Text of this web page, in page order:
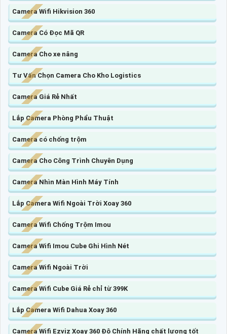
Camera Wifi Hikvision 360
Camera Có Đọc Mã QR
Camera Cho xe nâng
Tư Vấn Chọn Camera Cho Kho Logistics
Camera Giá Rẻ Nhất
Lắp Camera Phòng Phẩu Thuật
Camera có chống trộm
Camera Cho Công Trình Chuyên Dụng
Camera Nhìn Màn Hình Máy Tính
Lắp Camera Wifi Ngoài Trời Xoay 360
Camera Wifi Chống Trộm Imou
Camera Wifi Imou Cube Ghi Hình Nét
Camera Wifi Ngoài Trời
Camera Wifi Cube Giá Rẻ chỉ từ 399K
Lắp Camera Wifi Dahua Xoay 360
Camera Wifi Ezviz Xoay 360 Độ Chính Hãng chất lượng tốt